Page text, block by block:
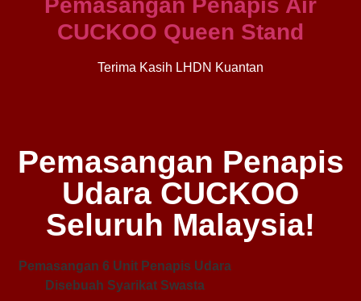
Pemasangan Penapis Air
CUCKOO Queen Stand
Terima Kasih LHDN Kuantan
Pemasangan Penapis
Udara CUCKOO
Seluruh Malaysia!
Pemasangan 6 Unit Penapis Udara
Disebuah Syarikat Swasta